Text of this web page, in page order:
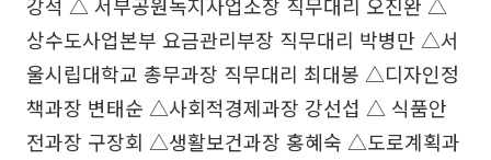
상수도사업본부 요금관리부장 직무대리 박병만 △서
울시립대학교 총무과장 직무대리 최대봉 △디자인정
책과장 변태순 △사회적경제과장 강선섭 △ 식품안
전과장 구장회 △생활보건과장 홍혜숙 △도로계획과